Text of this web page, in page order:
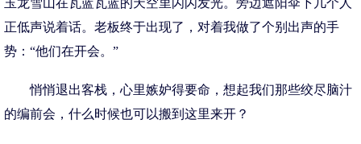
正低声说着话。老板终于出现了，对着我做了个别出声的手
势：“他们在开会。”
悄悄退出客栈，心里嫉妒得要命，想起我们那些绞尽脑汁
的编前会，什么时候也可以搬到这里来开？